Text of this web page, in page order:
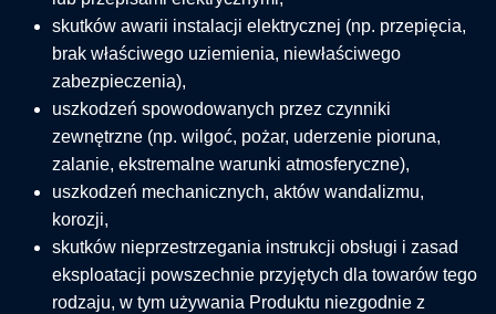
skutków awarii instalacji elektrycznej (np. przepięcia,
brak właściwego uziemienia, niewłaściwego
zabezpieczenia),
uszkodzeń spowodowanych przez czynniki
zewnętrzne (np. wilgoć, pożar, uderzenie pioruna,
zalanie, ekstremalne warunki atmosferyczne),
uszkodzeń mechanicznych, aktów wandalizmu,
korozji,
skutków nieprzestrzegania instrukcji obsługi i zasad
eksploatacji powszechnie przyjętych dla towarów tego
rodzaju, w tym używania Produktu niezgodnie z